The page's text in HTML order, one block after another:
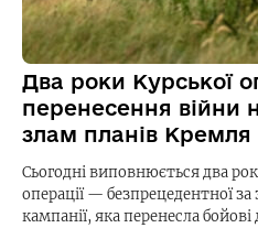
Два роки Курської
перенесення війни
злам планів Кремля
Сьогодні виповнюється два
операції — безпрецедентної
кампанії, яка перенесла